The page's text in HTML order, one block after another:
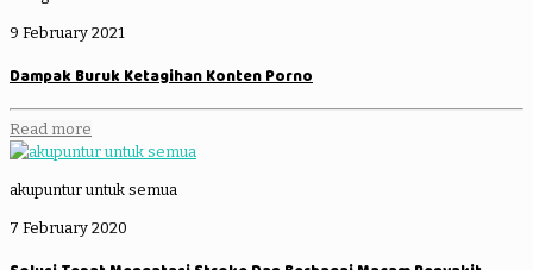
9 February 2021
Dampak Buruk Ketagihan Konten Porno
Read more
akupuntur untuk semua
7 February 2020